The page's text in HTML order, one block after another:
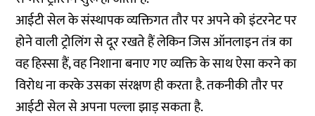
आईटी सेल के संस्थापक व्यक्तिगत तौर पर अपने को इंटरनेट पर
होने वाली ट्रोलिंग से दूर रखते हैं लेकिन जिस ऑनलाइन तंत्र का
वह हिस्सा हैं, वह निशाना बनाए गए व्यक्ति के साथ ऐसा करने का
विरोध ना करके उसका संरक्षण ही करता है. तकनीकी तौर पर
आईटी सेल से अपना पल्ला झाड़ सकता है.